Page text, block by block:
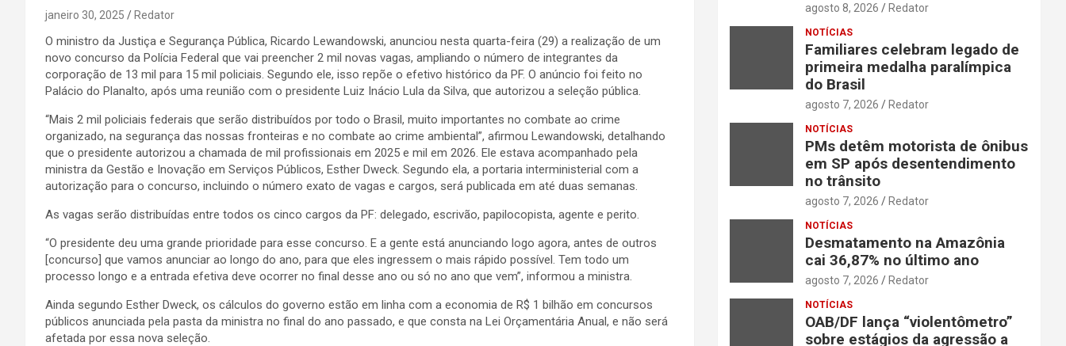
janeiro 30, 2025 Redator
O ministro da Justiça e Segurança Pública, Ricardo Lewandowski, anunciou nesta quarta-feira (29) a realização de um
novo concurso da Polícia Federal que vai preencher 2 mil novas vagas, ampliando o número de integrantes da
corporação de 13 mil para 15 mil policiais. Segundo ele, isso repõe o efetivo histórico da PF. O anúncio foi feito no
Palácio do Planalto, após uma reunião com o presidente Luiz Inácio Lula da Silva, que autorizou a seleção pública.
“Mais 2 mil policiais federais que serão distribuídos por todo o Brasil, muito importantes no combate ao crime
organizado, na segurança das nossas fronteiras e no combate ao crime ambiental”, afirmou Lewandowski, detalhando
que o presidente autorizou a chamada de mil profissionais em 2025 e mil em 2026. Ele estava acompanhado pela
ministra da Gestão e Inovação em Serviços Públicos, Esther Dweck. Segundo ela, a portaria interministerial com a
autorização para o concurso, incluindo o número exato de vagas e cargos, será publicada em até duas semanas.
As vagas serão distribuídas entre todos os cinco cargos da PF: delegado, escrivão, papilocopista, agente e perito.
“O presidente deu uma grande prioridade para esse concurso. E a gente está anunciando logo agora, antes de outros
[concurso] que vamos anunciar ao longo do ano, para que eles ingressem o mais rápido possível. Tem todo um
processo longo e a entrada efetiva deve ocorrer no final desse ano ou só no ano que vem”, informou a ministra.
Ainda segundo Esther Dweck, os cálculos do governo estão em linha com a economia de R$ 1 bilhão em concursos
públicos anunciada pela pasta da ministra no final do ano passado, e que consta na Lei Orçamentária Anual, e não será
afetada por essa nova seleção.
agosto 8, 2026 Redator
NOTÍCIAS
Familiares celebram legado de
primeira medalha paralímpica
do Brasil
agosto 7, 2026 Redator
NOTÍCIAS
PMs detêm motorista de ônibus
em SP após desentendimento
no trânsito
agosto 7, 2026 Redator
NOTÍCIAS
Desmatamento na Amazônia
cai 36,87% no último ano
agosto 7, 2026 Redator
NOTÍCIAS
OAB/DF lança “violentômetro”
sobre estágios da agressão a